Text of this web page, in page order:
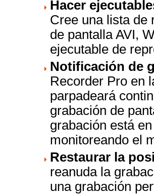
Hacer
Cree una lista de
de pantalla AVI,
ejecutable de
Notificación de
Recorder Pro en
parpadeará
grabación de
grabación está
monitoreando el
Restaurar la
reanuda la
una grabación